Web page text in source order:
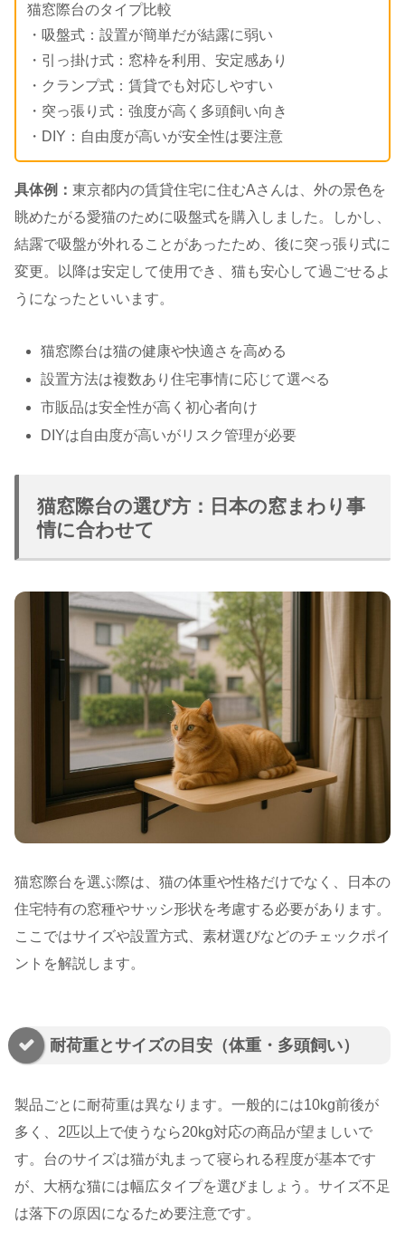
猫窓際台のタイプ比較
・吸盤式：設置が簡単だが結露に弱い
・引っ掛け式：窓枠を利用、安定感あり
・クランプ式：賃貸でも対応しやすい
・突っ張り式：強度が高く多頭飼い向き
・DIY：自由度が高いが安全性は要注意
具体例： 東京都内の賃貸住宅に住むAさんは、外の景色を
眺めたがる愛猫のために吸盤式を購入しました。しかし、
結露で吸盤が外れることがあったため、後に突っ張り式に
変更。以降は安定して使用でき、猫も安心して過ごせるよ
うになったといいます。
猫窓際台は猫の健康や快適さを高める
設置方法は複数あり住宅事情に応じて選べる
市販品は安全性が高く初心者向け
DIYは自由度が高いがリスク管理が必要
猫窓際台の選び方：日本の窓まわり事
情に合わせて
猫窓際台を選ぶ際は、猫の体重や性格だけでなく、日本の
住宅特有の窓種やサッシ形状を考慮する必要があります。
ここではサイズや設置方式、素材選びなどのチェックポイ
ントを解説します。
耐荷重とサイズの目安（体重・多頭飼い）
製品ごとに耐荷重は異なります。一般的には10kg前後が
多く、2匹以上で使うなら20kg対応の商品が望ましいで
す。台のサイズは猫が丸まって寝られる程度が基本です
が、大柄な猫には幅広タイプを選びましょう。サイズ不足
は落下の原因になるため要注意です。